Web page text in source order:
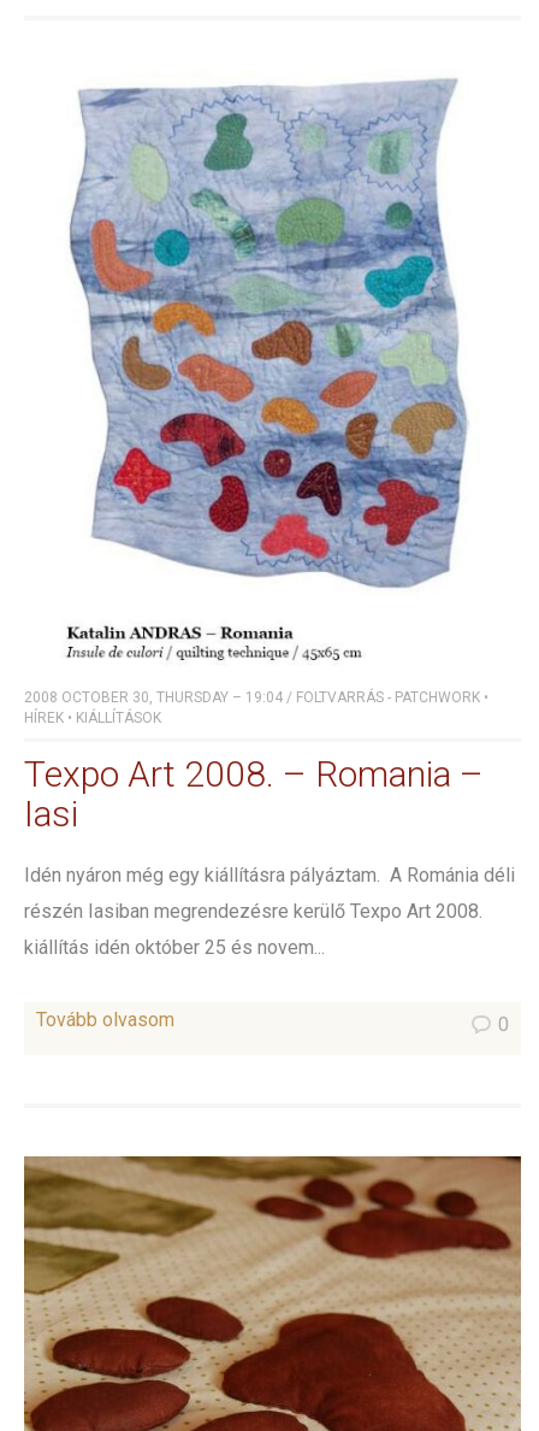
2008 OCTOBER 30, THURSDAY – 19:04 / FOLTVARRÁS - PATCHWORK •
HÍREK • KIÁLLÍTÁSOK
Texpo Art 2008. – Romania –
Iasi
Idén nyáron még egy kiállításra pályáztam. A Románia déli
részén Iasiban megrendezésre kerülő Texpo Art 2008.
kiállítás idén október 25 és novem...
Tovább olvasom 0